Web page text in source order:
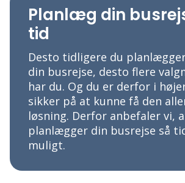
Planlæg din
tid
Desto tidligere du
din busrejse, desto flere
har du. Og du er derfor i
sikker på at kunne få den
løsning. Derfor anbefaler vi,
planlægger din busrejse så
muligt.